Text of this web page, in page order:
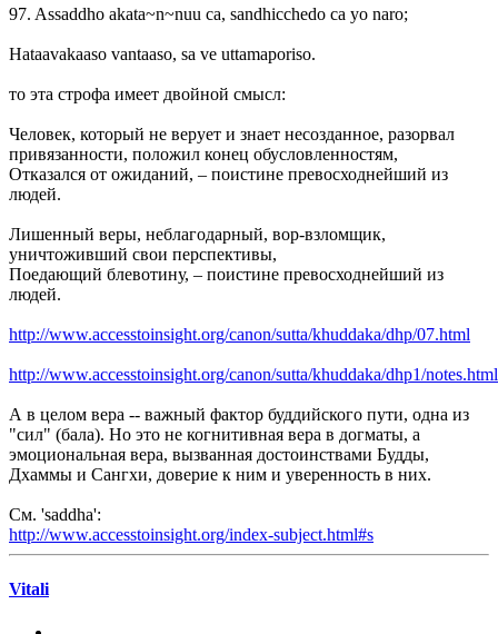
97. Assaddho akata~n~nuu ca, sandhicchedo ca yo naro;
Hataavakaaso vantaaso, sa ve uttamaporiso.
то эта строфа имеет двойной смысл:
Человек, который не верует и знает несозданное, разорвал
привязанности, положил конец обусловленностям,
Отказался от ожиданий, – поистине превосходнейший из
людей.
Лишенный веры, неблагодарный, вор-взломщик,
уничтоживший свои перспективы,
Поедающий блевотину, – поистине превосходнейший из
людей.
http://www.accesstoinsight.org/canon/sutta/khuddaka/dhp/07.html
http://www.accesstoinsight.org/canon/sutta/khuddaka/dhp1/
А в целом вера -- важный фактор буддийского пути, одна из
"сил" (бала). Но это не когнитивная вера в догматы, а
эмоциональная вера, вызванная достоинствами Будды,
Дхаммы и Сангхи, доверие к ним и уверенность в них.
См. 'saddha':
http://www.accesstoinsight.org/index-subject.html#s
Vitali